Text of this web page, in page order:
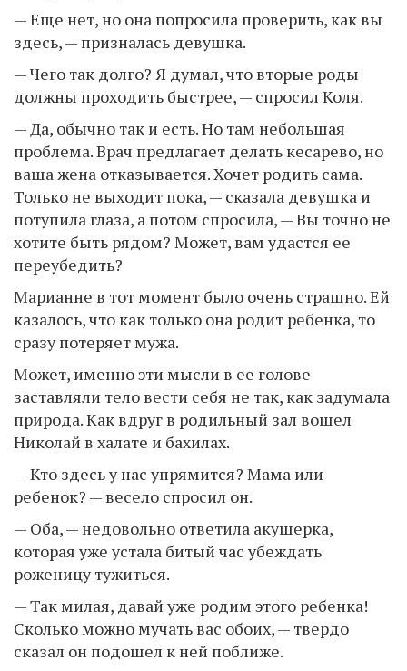
— Еще нет, но она попросила проверить, как вы
здесь, — призналась девушка.
— Чего так долго? Я думал, что вторые роды
должны проходить быстрее, — спросил Коля.
— Да, обычно так и есть. Но там небольшая
проблема. Врач предлагает делать кесарево, но
ваша жена отказывается. Хочет родить сама.
Только не выходит пока, — сказала девушка и
потупила глаза, а потом спросила, — Вы точно не
хотите быть рядом? Может, вам удастся ее
переубедить?
Марианне в тот момент было очень страшно. Ей
казалось, что как только она родит ребенка, то
сразу потеряет мужа.
Может, именно эти мысли в ее голове
заставляли тело вести себя не так, как задумала
природа. Как вдруг в родильный зал вошел
Николай в халате и бахилах.
— Кто здесь у нас упрямится? Мама или
ребенок? — весело спросил он.
— Оба, — недовольно ответила акушерка,
которая уже устала битый час убеждать
роженицу тужиться.
— Так милая, давай уже родим этого ребенка!
Сколько можно мучать вас обоих, — твердо
сказал он подошел к ней поближе.